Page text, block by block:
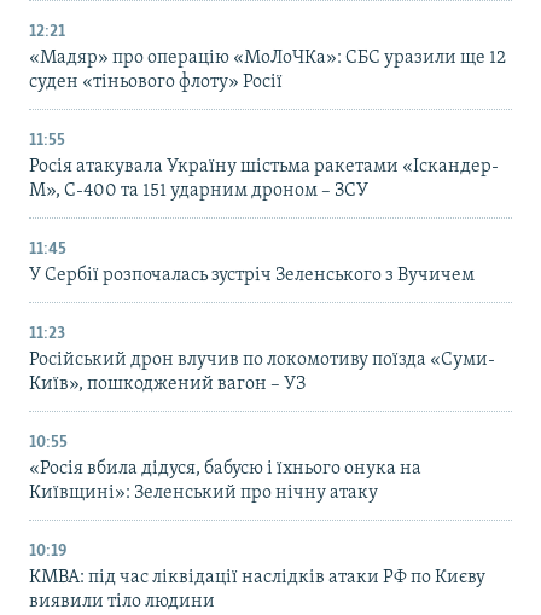
12:21
«Мадяр» про операцію «МоЛоЧКа»: СБС уразили ще 12
суден «тіньового флоту» Росії
11:55
Росія атакувала Україну шістьма ракетами «Іскандер-
М», С-400 та 151 ударним дроном – ЗСУ
11:45
У Сербії розпочалась зустріч Зеленського з Вучичем
11:23
Російський дрон влучив по локомотиву поїзда «Суми-
Київ», пошкоджений вагон – УЗ
10:55
«Росія вбила дідуся, бабусю і їхнього онука на
Київщині»: Зеленський про нічну атаку
10:19
КМВА: під час ліквідації наслідків атаки РФ по Києву
виявили тіло людини